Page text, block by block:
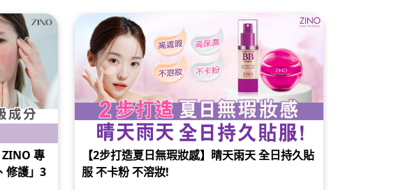
ZINO 專
修護」3
【2步打造夏日無瑕妝感】晴天雨天 全日持久貼
服 不卡粉 不溶妝!